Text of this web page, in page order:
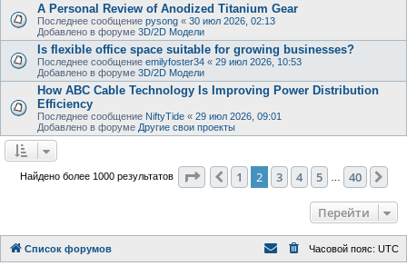
A Personal Review of Anodized Titanium Gear
Последнее сообщение pysong « 30 июл 2026, 02:13
Добавлено в форуме 3D/2D Модели
Is flexible office space suitable for growing businesses?
Последнее сообщение emilyfoster34 « 29 июл 2026, 10:53
Добавлено в форуме 3D/2D Модели
How ABC Cable Technology Is Improving Power Distribution
Efficiency
Последнее сообщение NiftyTide « 29 июл 2026, 09:01
Добавлено в форуме Другие свои проекты
Найдено более 1000 результатов Страница2 из 40
Пред.
1 2 3 4 5 40
Перейти
Список форумов Часовой пояс: UTC